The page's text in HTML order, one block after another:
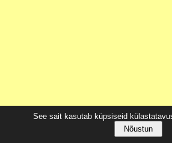
See sait kasutab küpsiseid
Nõustun